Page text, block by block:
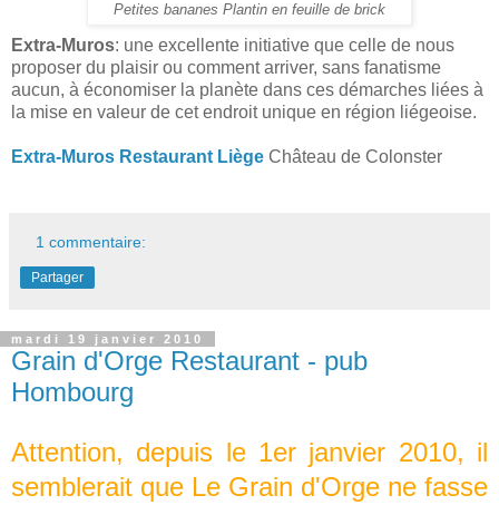
Petites bananes Plantin en feuille de brick
Extra-Muros: une excellente initiative que celle de nous
proposer du plaisir ou comment arriver, sans fanatisme
aucun, à économiser la planète dans ces démarches liées à
la mise en valeur de cet endroit unique en région liégeoise.
Extra-Muros Restaurant Liège Château de Colonster
1 commentaire:
Partager
mardi 19 janvier 2010
Grain d'Orge Restaurant - pub
Hombourg
Attention, depuis le 1er janvier 2010, il
semblerait que Le Grain d'Orge ne fasse